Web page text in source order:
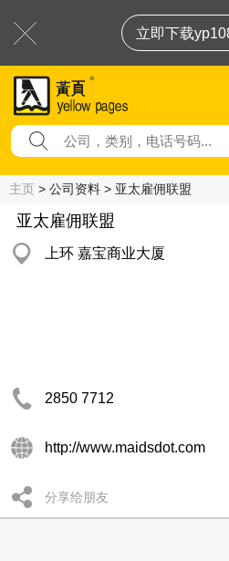
立即下载
主页 > 公司资料 > 亚太雇佣联盟
亚太雇佣联盟
上环 嘉宝商业大厦
2850 7712
http://www.maidsdot.com
分享给朋友